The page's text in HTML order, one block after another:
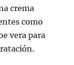
crema
como
vera para